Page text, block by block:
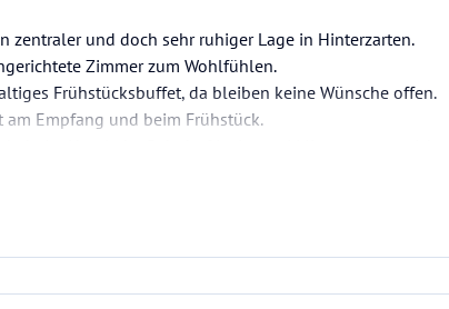
zentraler und doch sehr ruhiger Lage in Hinterzarten.
Zimmer zum Wohlfühlen.
Frühstücksbuffet, da bleiben keine Wünsche offen.
am Empfang und beim Frühstück.
gratis benutzt werden.
unmittelbarer Umgebung des Hotels gelegen.